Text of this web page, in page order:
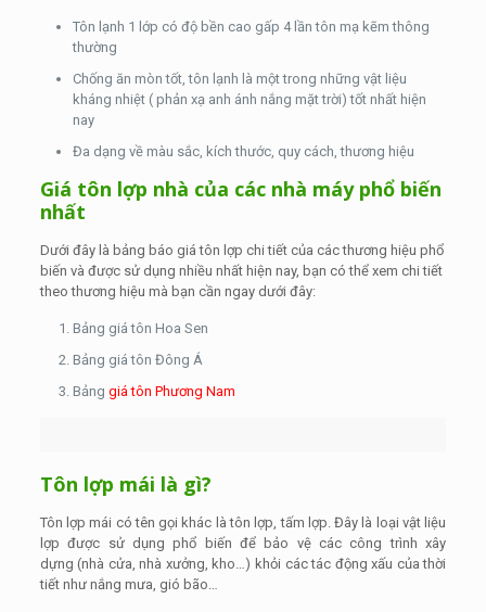
Tôn lạnh 1 lớp có độ bền cao gấp 4 lần tôn mạ kẽm thông
thường
Chống ăn mòn tốt, tôn lạnh là một trong những vật liệu
kháng nhiệt ( phản xạ anh ánh nắng mặt trời) tốt nhất hiện
nay
Đa dạng về màu sắc, kích thước, quy cách, thương hiệu
Giá tôn lợp nhà của các nhà máy phổ biến
nhất
Dưới đây là bảng báo giá tôn lợp chi tiết của các thương hiệu phổ
biến và được sử dụng nhiều nhất hiện nay, bạn có thể xem chi tiết
theo thương hiệu mà bạn cần ngay dưới đây:
Bảng giá tôn Hoa Sen
Bảng giá tôn Đông Á
Bảng giá tôn Phương Nam
Tôn lợp mái là gì?
Tôn lợp mái có tên gọi khác là tôn lợp, tấm lợp. Đây là loại vật liệu
lợp được sử dụng phổ biến để bảo vệ các công trình xây
dựng (nhà cửa, nhà xưởng, kho…) khỏi các tác động xấu của thời
tiết như nắng mưa, gió bão…